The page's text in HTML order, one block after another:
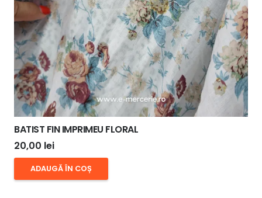
BATIST FIN IMPRIMEU FLORAL
20,00 lei
ADAUGĂ ÎN COȘ